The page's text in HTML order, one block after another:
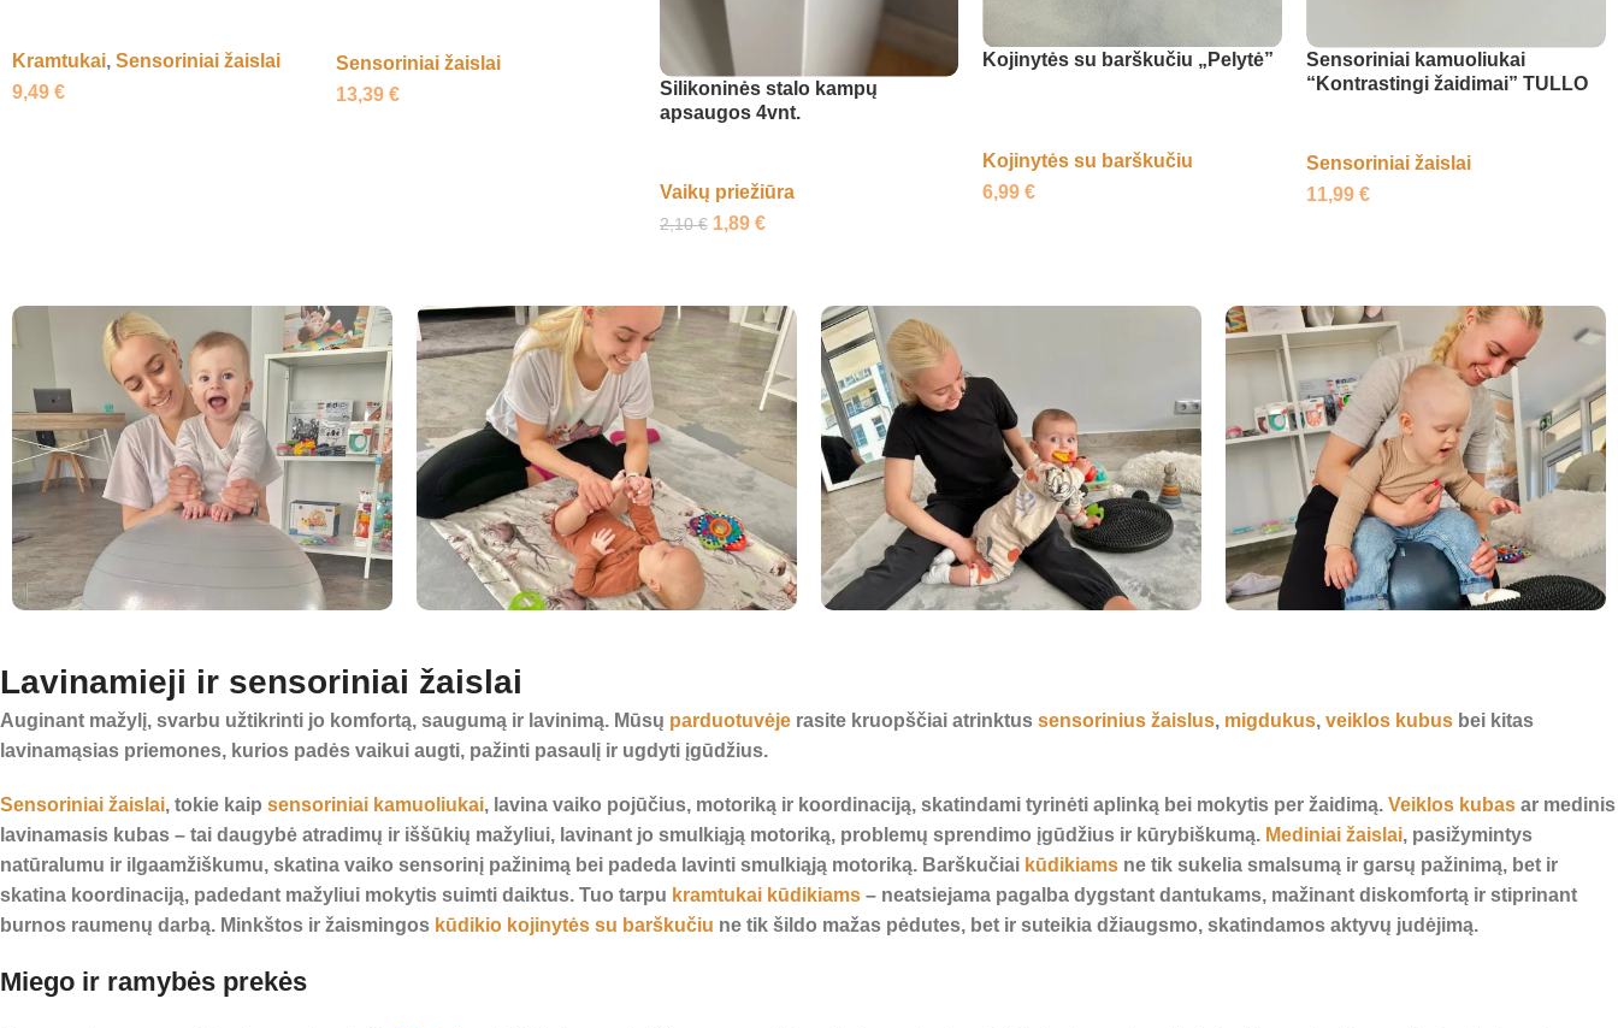
Kramtukai, Sensoriniai žaislai
9,49 €
Sensoriniai žaislai
13,39 €
Silikoninės stalo kampų
apsaugos 4vnt.
Vaikų priežiūra
2,10€ 1,89 €
Kojinytės su barškučiu „Pelytė”
Kojinytės su barškučiu
6,99€
Sensoriniai kamuoliukai
“Kontrastingi žaidimai” TULLO
Sensoriniai žaislai
11,99€
Lavinamieji ir sensoriniai žaislai
Auginant mažylį, svarbu užtikrinti jo komfortą, saugumą ir lavinimą. Mūsų parduotuvėje rasite kruopščiai atrinktus sensorinius žaislus, migdukus, veiklos kubus bei kitas
lavinamąsias priemones, kurios padės vaikui augti, pažinti pasaulį ir ugdyti įgūdžius.
Sensoriniai žaislai, tokie kaip sensoriniai kamuoliukai, lavina vaiko pojūčius, motoriką ir koordinaciją, skatindami tyrinėti aplinką bei mokytis per žaidimą. Veiklos kubas ar medinis
lavinamasis kubas – tai daugybė atradimų ir iššūkių mažyliui, lavinant jo smulkiąją motoriką, problemų sprendimo įgūdžius ir kūrybiškumą. Mediniai žaislai, pasižymintys
natūralumu ir ilgaamžiškumu, skatina vaiko sensorinį pažinimą bei padeda lavinti smulkiąją motoriką. Barškučiai kūdikiams ne tik sukelia smalsumą ir garsų pažinimą, bet ir
skatina koordinaciją, padedant mažyliui mokytis suimti daiktus. Tuo tarpu kramtukai kūdikiams – neatsiejama pagalba dygstant dantukams, mažinant diskomfortą ir stiprinant
burnos raumenų darbą. Minkštos ir žaismingos kūdikio kojinytės su barškučiu ne tik šildo mažas pėdutes, bet ir suteikia džiaugsmo, skatindamos aktyvų judėjimą.
Miego ir ramybės prekės